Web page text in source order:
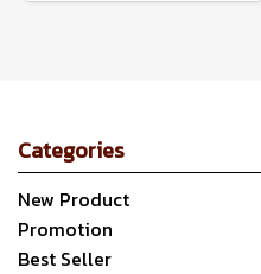
Categories
New Product
Promotion
Best Seller